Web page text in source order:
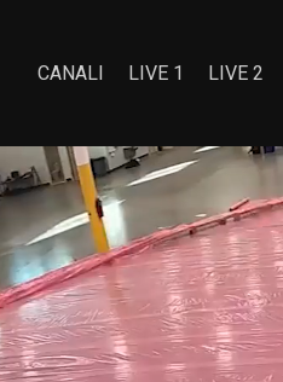
CANALI LIVE 1 LIVE 2